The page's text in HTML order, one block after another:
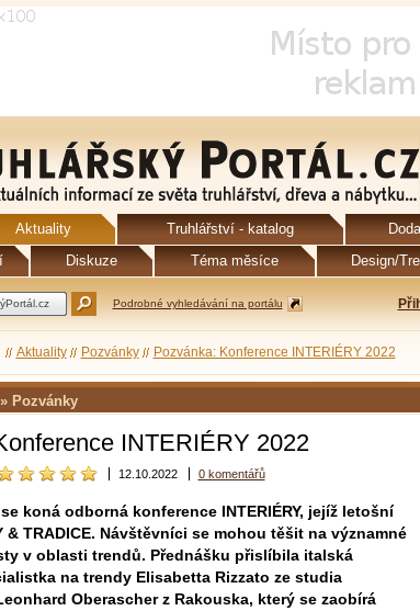
Aktuality Truhlářství - katalog
Diskuze Téma měsíce Design/
Podrobné vyhledávání na portálu
Aktuality Pozvánky Pozvánka: Konference INTERIÉRY 2022
Pozvánky
INTERIÉRY 2022
12.10.2022 0 komentářů
koná odborná konference INTERIÉRY, jejíž letošní
& TRADICE. Návštěvníci se mohou těšit na významné
v oblasti trendů. Přednášku přislíbila italská
na trendy Elisabetta Rizzato ze studia
Oberascher z Rakouska, který se zaobírá